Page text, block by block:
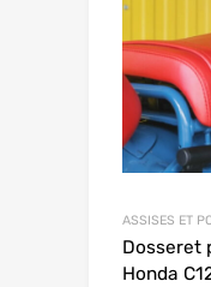
ASSISES ET
Dosseret
Honda